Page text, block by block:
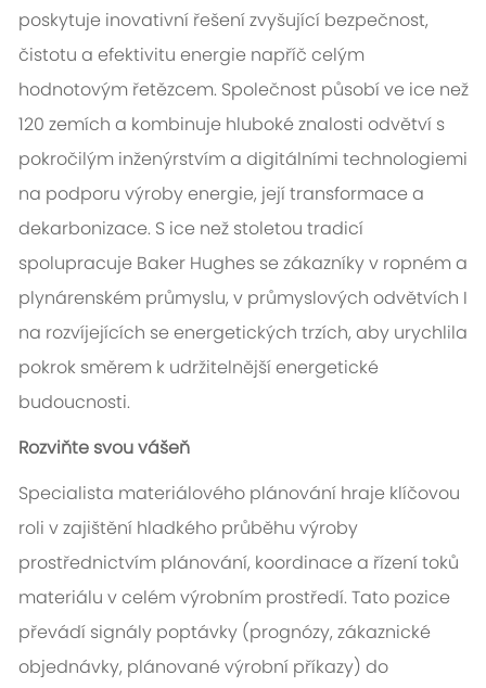
poskytuje inovativní řešení zvyšující bezpečnost,
čistotu a efektivitu energie napříč celým
hodnotovým řetězcem. Společnost působí ve ice než
120 zemích a kombinuje hluboké znalosti odvětví s
pokročilým inženýrstvím a digitálními technologiemi
na podporu výroby energie, její transformace a
dekarbonizace. S ice než stoletou tradicí
spolupracuje Baker Hughes se zákazníky v ropném a
plynárenském průmyslu, v průmyslových odvětvích I
na rozvíjejících se energetických trzích, aby urychlila
pokrok směrem k udržitelnější energetické
budoucnosti.
Rozviňte svou vášeň
Specialista materiálového plánování hraje klíčovou
roli v zajištění hladkého průběhu výroby
prostřednictvím plánování, koordinace a řízení toků
materiálu v celém výrobním prostředí. Tato pozice
převádí signály poptávky (prognózy, zákaznické
objednávky, plánované výrobní příkazy) do